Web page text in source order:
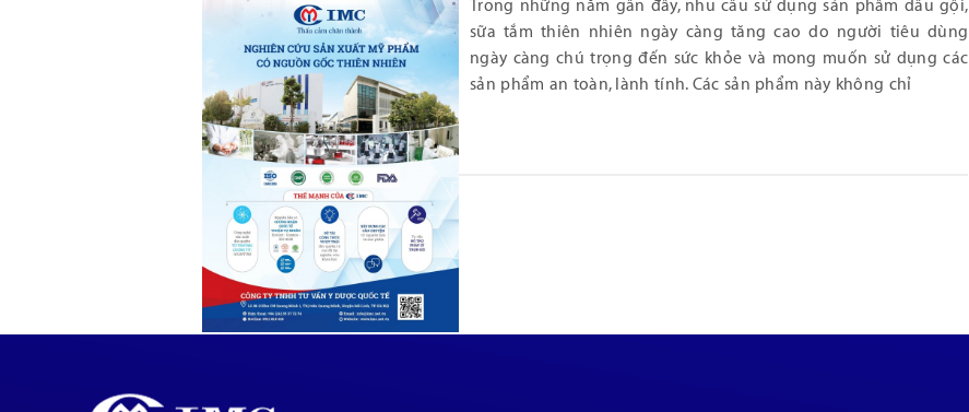
Trong những năm gần đây, nhu cầu sử dụng sản phẩm dầu gội,
sữa tắm thiên nhiên ngày càng tăng cao do người tiêu dùng
ngày càng chú trọng đến sức khỏe và mong muốn sử dụng các
sản phẩm an toàn, lành tính. Các sản phẩm này không chỉ